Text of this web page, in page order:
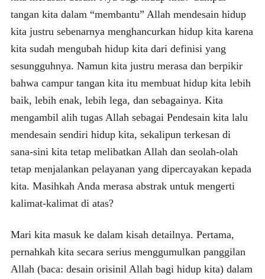
tangan kita dalam “membantu” Allah mendesain hidup
kita justru sebenarnya menghancurkan hidup kita karena
kita sudah mengubah hidup kita dari definisi yang
sesungguhnya. Namun kita justru merasa dan berpikir
bahwa campur tangan kita itu membuat hidup kita lebih
baik, lebih enak, lebih lega, dan sebagainya. Kita
mengambil alih tugas Allah sebagai Pendesain kita lalu
mendesain sendiri hidup kita, sekalipun terkesan di
sana-sini kita tetap melibatkan Allah dan seolah-olah
tetap menjalankan pelayanan yang dipercayakan kepada
kita. Masihkah Anda merasa abstrak untuk mengerti
kalimat-kalimat di atas?
Mari kita masuk ke dalam kisah detailnya. Pertama,
pernahkah kita secara serius menggumulkan panggilan
Allah (baca: desain orisinil Allah bagi hidup kita) dalam